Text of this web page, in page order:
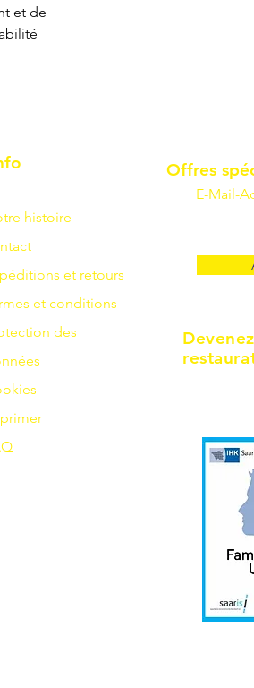
et de
histoire
et retours
et conditions
des
Offres
E-Mail-